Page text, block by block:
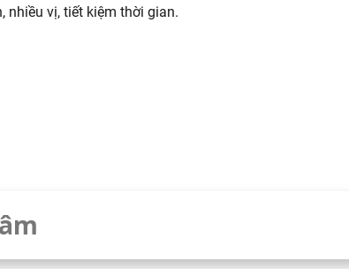
nhiều vị, tiết kiệm thời gian.